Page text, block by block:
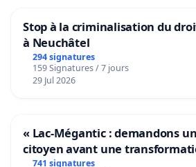
Stop à la criminalisation du
à Neuchâtel
294 signatures
159 Signatures / 7 jours
29 Jul 2026
« Lac-Mégantic : demandons
citoyen avant une
741 signatures